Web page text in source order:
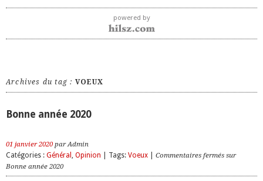
powered by
Archives du tag : VOEUX
Bonne année 2020
01 janvier 2020 par Admin
Catégories : Général , Opinion | Tags: Voeux Commentaires fermés sur
Bonne année 2020